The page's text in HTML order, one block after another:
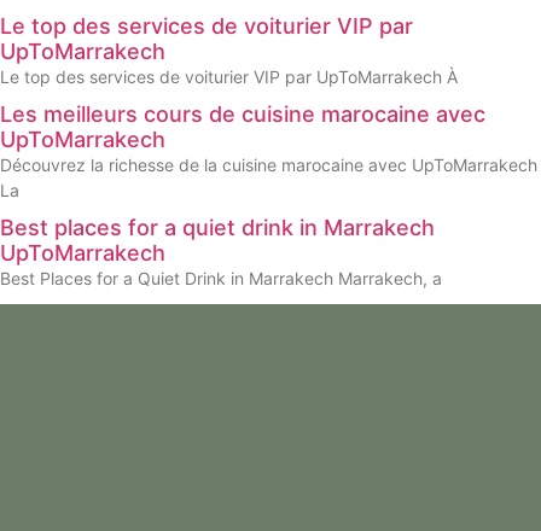
Le top des services de voiturier VIP par
UpToMarrakech
Le top des services de voiturier VIP par UpToMarrakech À
Les meilleurs cours de cuisine marocaine avec
UpToMarrakech
Découvrez la richesse de la cuisine marocaine avec UpToMarrakech
La
Best places for a quiet drink in Marrakech
UpToMarrakech
Best Places for a Quiet Drink in Marrakech Marrakech, a